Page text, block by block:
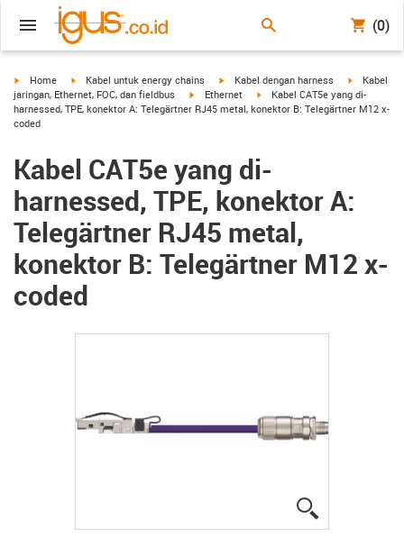
(0)
igus-icon-arrow-right
Home igus-icon-arrow-right
Kabel untuk energy chains igus-icon-arrow-right
Kabel dengan harness igus-icon-
Kabel
jaringan, Ethernet, FOC, dan fieldbus
igus-icon-arrow-right
Ethernet igus-icon-arrow-right
Kabel CAT5e yang di-
harnessed, TPE, konektor A: Telegärtner RJ45 metal, konektor B: Telegärtner M12 x-
coded
Kabel CAT5e yang di-
harnessed, TPE, konektor A:
Telegärtner RJ45 metal,
konektor B: Telegärtner M12 x-
coded